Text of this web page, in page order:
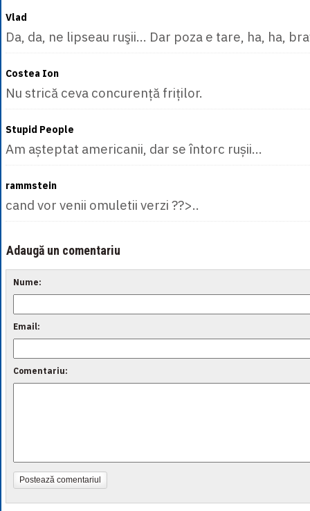
Vlad
Da, da, ne lipseau ruşii... Dar poza e tare, ha, ha,
Costea Ion
Nu strică ceva concurență friților.
Stupid People
Am așteptat americanii, dar se întorc rușii...
rammstein
cand vor venii omuletii verzi ??>..
Adaugă un comentariu
Nume:
Email:
Comentariu:
Postează comentariul